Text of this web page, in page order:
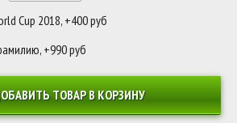
Cup 2018, +400 руб
+990 руб
ТОВАР В КОРЗИНУ